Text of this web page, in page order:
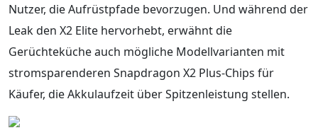
Nutzer, die Aufrüstpfade bevorzugen. Und während der
Leak den X2 Elite hervorhebt, erwähnt die
Gerüchteküche auch mögliche Modellvarianten mit
stromsparenderen Snapdragon X2 Plus-Chips für
Käufer, die Akkulaufzeit über Spitzenleistung stellen.